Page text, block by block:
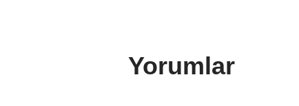
Yorumlar